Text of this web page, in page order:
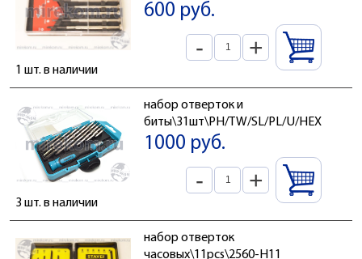
600 руб.
- +
1 шт. в наличии
набор отверток и
биты\31шт\PH/TW/SL/PL/U/HEX/TORX
1000 руб.
- +
3 шт. в наличии
набор отверток
часовых\11pcs\2560-H11